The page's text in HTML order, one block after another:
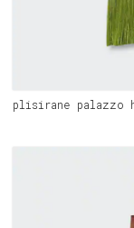
plisirane palazzo